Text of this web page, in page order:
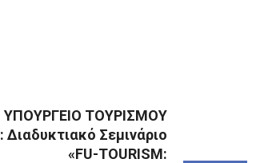
ΥΠΟΥΡΓΕΙΟ ΤΟΥΡΙΣΜΟΥ
: Διαδυκτιακό Σεμινάριο
«FU-TOURISM: